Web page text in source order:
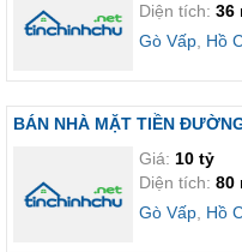
Diện tích: 36
Gò Vấp Hồ
BÁN NHÀ MẶT TIỀN
Giá: 10 tỷ
Diện tích: 80
Gò Vấp Hồ